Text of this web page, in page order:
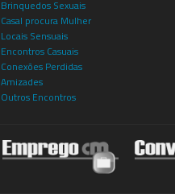
Brinquedos Sexuais
Casal procura Mulher
Locais Sensuais
Encontros Casuais
Conexões Perdidas
Amizades
Outros Encontros